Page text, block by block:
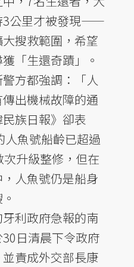
3公里才被發現——
搜救範圍，希望
「生還奇蹟」。
方都強調：「人
出機械故障的通
族日報》卻表
人魚號船齡已超過
升級整修，但在
人魚號仍是船身
利政府急報的南
日清晨下令政府
責成外交部長康